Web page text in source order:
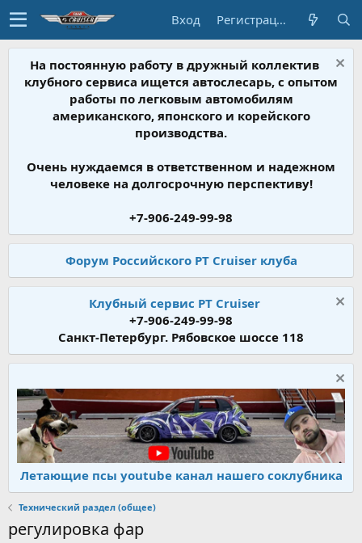
Вход Регистрация
На постоянную работу в дружный коллектив
клубного сервиса ищется автослесарь, с опытом
работы по легковым автомобилям
американского, японского и корейского
производства.
Очень нуждаемся в ответственном и надежном
человеке на долгосрочную перспективу!
+7-906-249-99-98
Форум Российского PT Cruiser клуба
Клубный сервис PT Cruiser
+7-906-249-99-98
Санкт-Петербург. Рябовское шоссе 118
Летающие псы youtube канал нашего соклубника
Технический раздел (общее)
регулировка фар